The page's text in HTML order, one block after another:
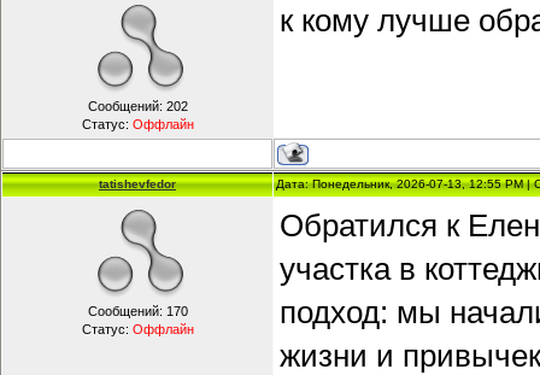
Сообщений: 202
Статус: Оффлайн
к кому лучше
tatishevfedor Дата: Понедельник, 2026-07-13, 12:55 PM
Сообщений: 170
Статус: Оффлайн
Обратился к
участка в
подход: мы
жизни и